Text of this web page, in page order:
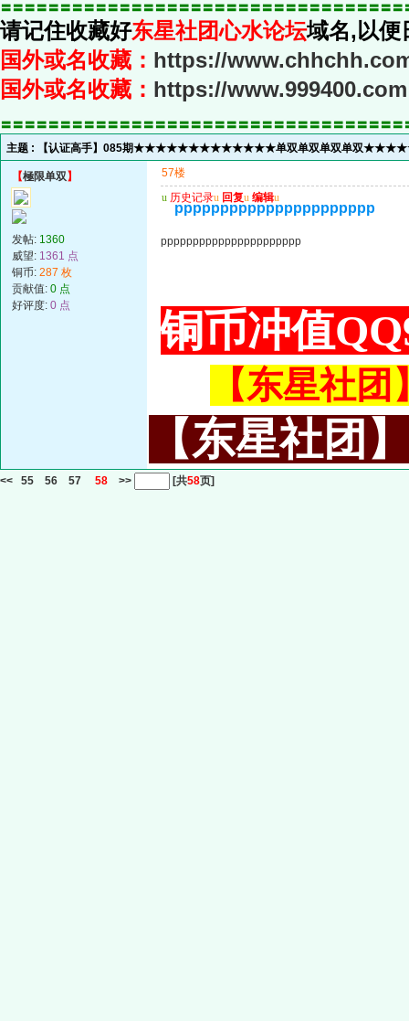
〓〓〓〓〓〓〓〓〓〓〓〓〓〓〓〓〓〓〓〓〓〓〓〓〓〓〓〓〓〓〓〓〓〓
请记住收藏好东星社团心水论坛域名,以便
国外或名收藏： https://
国外或名收藏： https://www.999400.com
〓〓〓〓〓〓〓〓〓〓〓〓〓〓〓〓〓〓〓〓〓〓〓〓〓〓〓〓〓〓〓〓〓〓
主题 : 【认证高手】085期★★★★★★★★★★★★★单双单双单双单双
【極限单双】
发帖: 1360
威望: 1361 点
铜币: 287 枚
贡献值: 0 点
好评度: 0 点
57楼
u 历史记录u 回复u 编辑u
pppppppppppppppppppppp
pppppppppppppppppppppp
铜币冲值
【东星社
【东星社团
<< 55 56 57 58 >> [共58页]